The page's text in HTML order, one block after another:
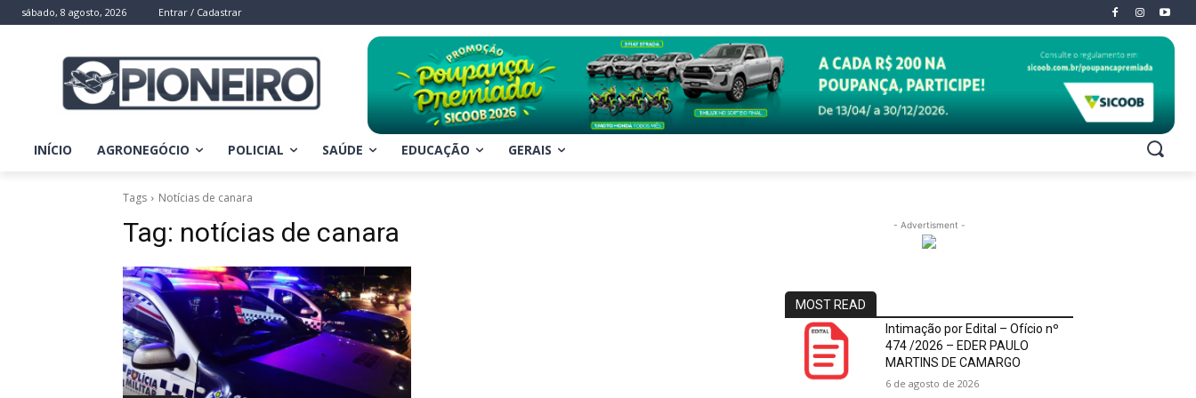
sábado, 8 agosto, 2026 Entrar / Cadastrar
INÍCIO AGRONEGÓCIO POLICIAL SAÚDE EDUCAÇÃO GERAIS
Tags Notícias de canara
Tag: notícias de canara - Advertisment -
MOST READ
Intimação por Edital – Ofício nº
474 /2026 – EDER PAULO
MARTINS DE CAMARGO
6 de agosto de 2026